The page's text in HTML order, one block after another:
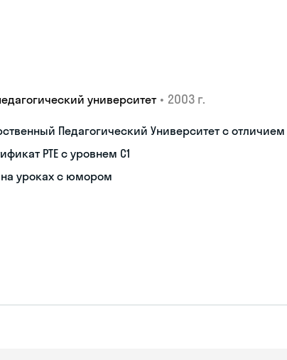
университет • 2003 г.
Педагогический Университет с отличием
PTE с уровнем C1
уроках с юмором